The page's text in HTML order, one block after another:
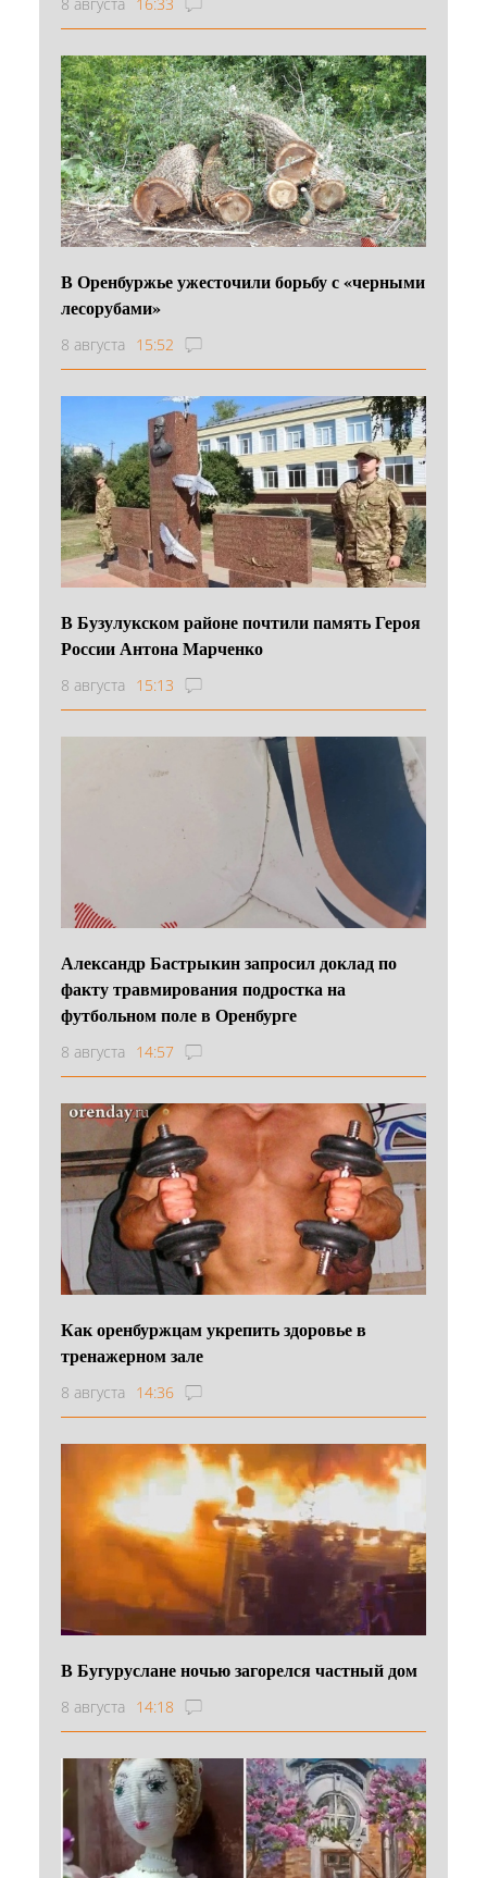
В Оренбуржье ужесточили борьбу с «черными
лесорубами»
8 августа 15:52
В Бузулукском районе почтили память Героя
России Антона Марченко
8 августа 15:13
Александр Бастрыкин запросил доклад по
факту травмирования подростка на
футбольном поле в Оренбурге
8 августа 14:57
Как оренбуржцам укрепить здоровье в
тренажерном зале
8 августа 14:36
В Бугуруслане ночью загорелся частный дом
8 августа 14:18